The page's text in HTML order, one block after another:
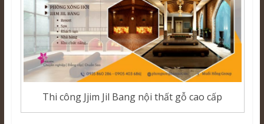
Thi công Jjim Jil Bang nội thất gỗ cao cấp